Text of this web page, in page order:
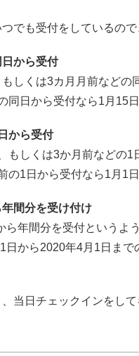
でも受付をしているの
日から受付
しくは3カ月月前などの
同日から受付なら1月15
から受付
もしくは3か月前などの
の1日から受付なら1月1
年間分を受け付け
ら年間分を受付というよ
日から2020年4月1日ま
当日チェックインをし